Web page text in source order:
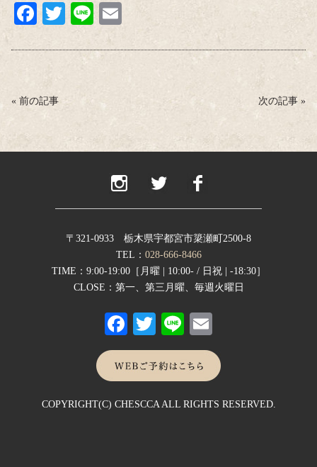
Fa
bo
ok
T
tte
Li
ne
ail
« 前の記事 次の記事 »
〒321-0933 栃木県宇都宮市簗瀬町2500-8
TEL： 028-666-8466
TIME：9:00-19:00［月曜 | 10:00- / 日祝 | -18:30］
CLOSE：第一、第三月曜、毎週火曜日
Fa
ce
bo
T
wi
tte
Li
ne m
ail
COPYRIGHT(C) CHESCCA ALL RIGHTS RESERVED.